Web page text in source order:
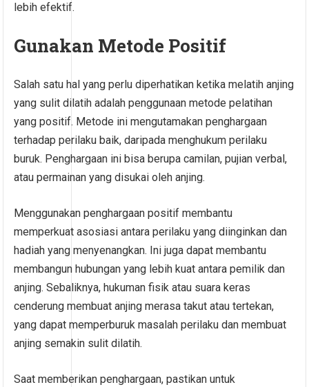
lebih efektif.
Gunakan Metode Positif
Salah satu hal yang perlu diperhatikan ketika melatih anjing
yang sulit dilatih adalah penggunaan metode pelatihan
yang positif. Metode ini mengutamakan penghargaan
terhadap perilaku baik, daripada menghukum perilaku
buruk. Penghargaan ini bisa berupa camilan, pujian verbal,
atau permainan yang disukai oleh anjing.
Menggunakan penghargaan positif membantu
memperkuat asosiasi antara perilaku yang diinginkan dan
hadiah yang menyenangkan. Ini juga dapat membantu
membangun hubungan yang lebih kuat antara pemilik dan
anjing. Sebaliknya, hukuman fisik atau suara keras
cenderung membuat anjing merasa takut atau tertekan,
yang dapat memperburuk masalah perilaku dan membuat
anjing semakin sulit dilatih.
Saat memberikan penghargaan, pastikan untuk